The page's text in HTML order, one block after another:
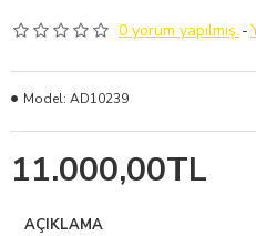
0 yorum yapılmış. -
11.000,00TL
Model: AD10239
AÇIKLAMA